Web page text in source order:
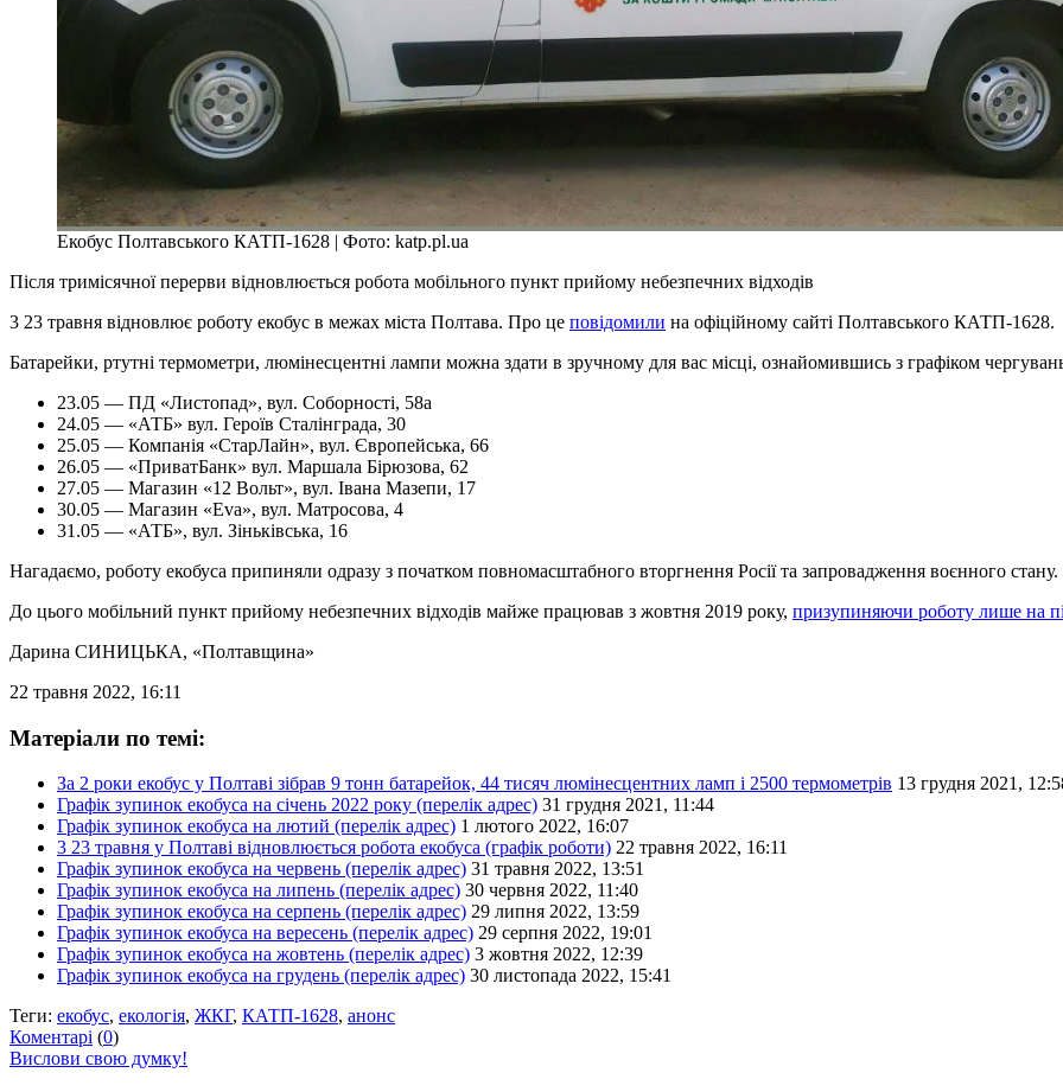
Екобус Полтавського КАТП-1628 | Фото: katp.pl.ua
Після тримісячної перерви відновлюється робота мобільного пункт прийому небезпечних відходів
3 23 травня відновлює роботу екобус в межах міста Полтава. Про це повідомили на офіційному сайті Полтавського КАТП-1628.
Батарейки, ртутні термометри, люмінесцентні лампи можна здати в зручному для вас місці, ознайомившись з графіком
23.05 — ПД «Листопад», вул. Соборності, 58а
24.05 — «АТБ» вул. Героїв Сталінграда, 30
25.05 — Компанія «СтарЛайн», вул. Європейська, 66
26.05 — «ПриватБанк» вул. Маршала Бірюзова, 62
27.05 — Магазин «12 Вольт», вул. Івана Мазепи, 17
30.05 — Магазин «Eva», вул. Матросова, 4
31.05 — «АТБ», вул. Зіньківська, 16
Нагадаємо, роботу екобуса припиняли одразу з початком повномасштабного вторгнення Росії та запровадження воєнного стану.
До цього мобільний пункт прийому небезпечних відходів майже працював з жовтня 2019 року, призупиняючи роботу лише на
Дарина СИНИЦЬКА, «Полтавщина»
22 травня 2022, 16:11
Матеріали по темі:
За 2 роки екобус у Полтаві зібрав 9 тонн батарейок, 44 тисяч люмінесцентних ламп і 2500 термометрів 13 грудня 2021,
Графік зупинок екобуса на січень 2022 року (перелік адрес) 31 грудня 2021, 11:44
Графік зупинок екобуса на лютий (перелік адрес) 1 лютого 2022, 16:07
3 23 травня у Полтаві відновлюється робота екобуса (графік роботи) 22 травня 2022, 16:11
Графік зупинок екобуса на червень (перелік адрес) 31 травня 2022, 13:51
Графік зупинок екобуса на липень (перелік адрес) 30 червня 2022, 11:40
Графік зупинок екобуса на серпень (перелік адрес) 29 липня 2022, 13:59
Графік зупинок екобуса на вересень (перелік адрес) 29 серпня 2022, 19:01
Графік зупинок екобуса на жовтень (перелік адрес) 3 жовтня 2022, 12:39
Графік зупинок екобуса на грудень (перелік адрес) 30 листопада 2022, 15:41
Теги: екобус, екологія, ЖКГ, КАТП-1628, анонс
Коментарі (0)
Вислови свою думку!